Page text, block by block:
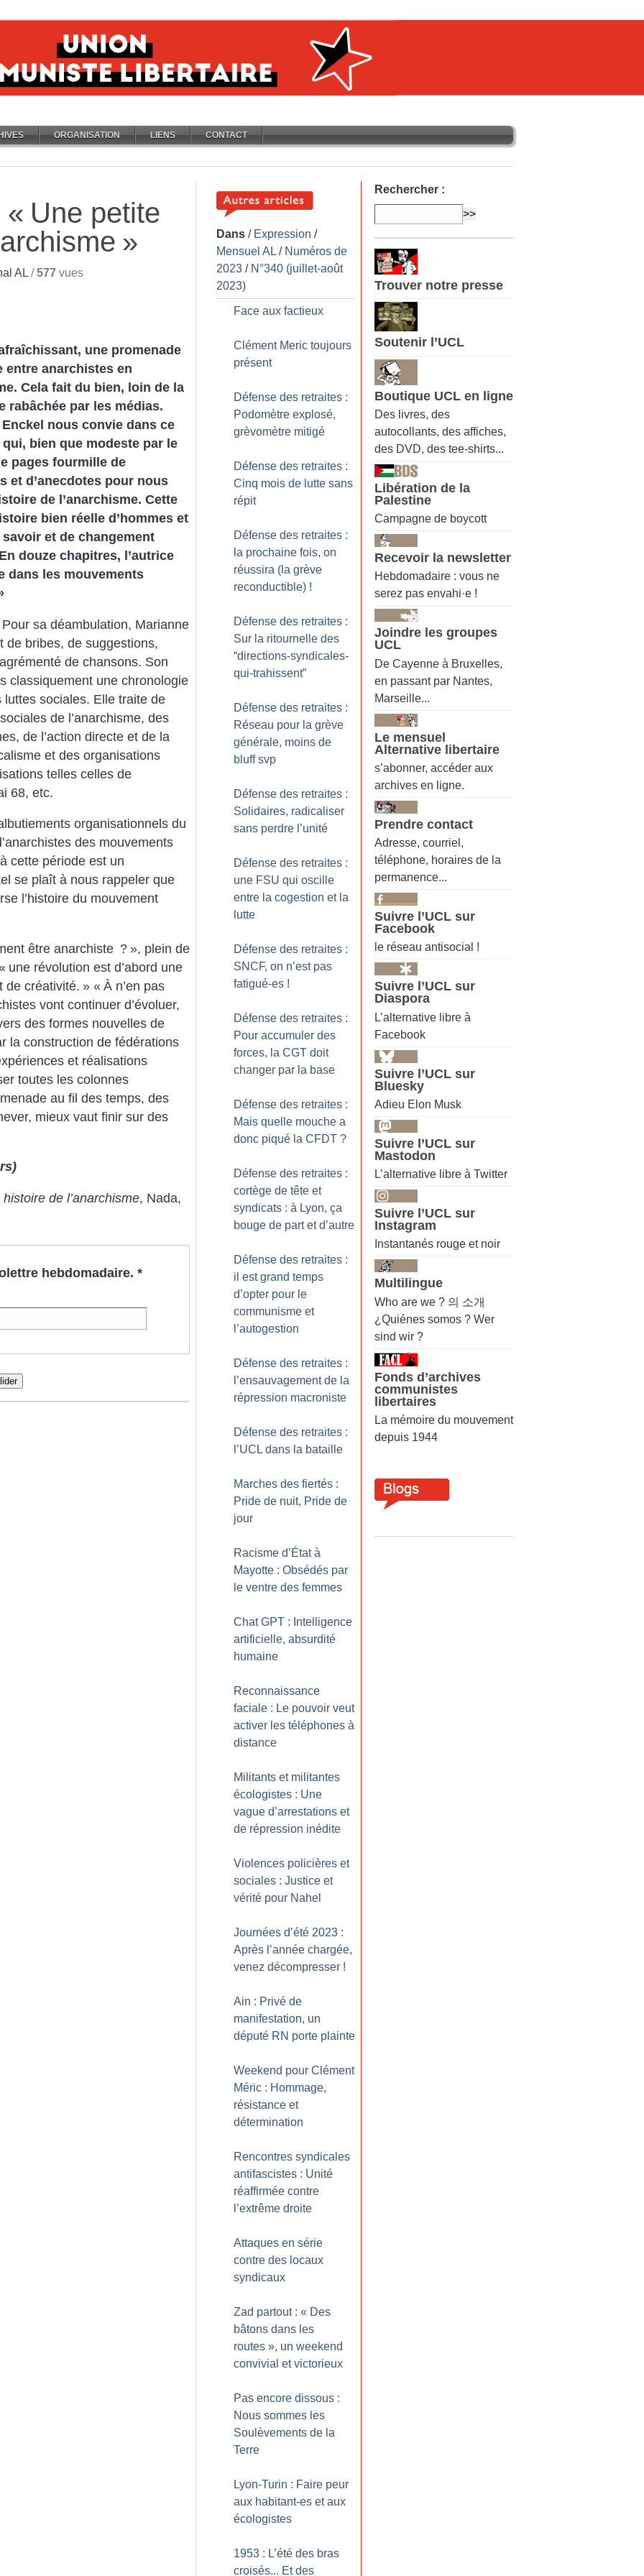
ORGANISATION LIENS CONTACT
« Une petite
»
AL /577 vues
une promenade
entre anarchistes en
Cela fait du bien, loin de la
rabâchée par les médias.
Enckel nous convie dans ce
bien que modeste par le
pages fourmille de
et d’anecdotes pour nous
de l’anarchisme. Cette
bien réelle d’hommes et
et de changement
En douze chapitres, l’autrice
dans les mouvements
sa déambulation, Marianne
de bribes, de suggestions,
de chansons. Son
classiquement une chronologie
sociales. Elle traite de
de l’anarchisme, des
de l’action directe et de la
et des organisations
telles celles de
68, etc.
organisationnels du
des mouvements
cette période est un
se plaît à nous rappeler que
l’histoire du mouvement
être anarchiste ? », plein de
une révolution est d’abord une
de créativité. » « À n’en pas
vont continuer d’évoluer,
des formes nouvelles de
la construction de fédérations
et réalisations
toutes les colonnes
au fil des temps, des
mieux vaut finir sur des
de l’anarchisme, Nada,
hebdomadaire. *
Dans / Expression /
Mensuel AL / Numéros de
2023 / N°340 (juillet-août
2023)
Face aux factieux
Clément Meric toujours
présent
Défense des retraites :
Podomètre explosé,
grèvomètre mitigé
Défense des retraites :
Cinq mois de lutte sans
répit
Défense des retraites :
la prochaine fois, on
réussira (la grève
reconductible) !
Défense des retraites :
Sur la ritournelle des
“directions-syndicales-
qui-trahissent”
Défense des retraites :
Réseau pour la grève
générale, moins de
bluff svp
Défense des retraites :
Solidaires, radicaliser
sans perdre l’unité
Défense des retraites :
une FSU qui oscille
entre la cogestion et la
lutte
Défense des retraites :
SNCF, on n’est pas
fatigué-es !
Défense des retraites :
Pour accumuler des
forces, la CGT doit
changer par la base
Défense des retraites :
Mais quelle mouche a
donc piqué la CFDT ?
Défense des retraites :
cortège de tête et
syndicats : à Lyon, ça
bouge de part et d’autre
Défense des retraites :
il est grand temps
d’opter pour le
communisme et
l’autogestion
Défense des retraites :
l’ensauvagement de la
répression macroniste
Défense des retraites :
l’UCL dans la bataille
Marches des fiertés :
Pride de nuit, Pride de
jour
Racisme d’État à
Mayotte : Obsédés par
le ventre des femmes
Chat GPT : Intelligence
artificielle, absurdité
humaine
Reconnaissance
faciale : Le pouvoir veut
activer les téléphones à
distance
Militants et militantes
écologistes : Une
vague d’arrestations et
de répression inédite
Violences policières et
sociales : Justice et
vérité pour Nahel
Journées d’été 2023 :
Après l’année chargée,
venez décompresser !
Ain : Privé de
manifestation, un
député RN porte plainte
Weekend pour Clément
Méric : Hommage,
résistance et
détermination
Rencontres syndicales
antifascistes : Unité
réaffirmée contre
l’extrême droite
Attaques en série
contre des locaux
syndicaux
Zad partout : « Des
bâtons dans les
routes », un weekend
convivial et victorieux
Pas encore dissous :
Nous sommes les
Soulèvements de la
Terre
Lyon-Turin : Faire peur
aux habitant-es et aux
écologistes
1953 : L’été des bras
croisés... Et des
Rechercher :
Trouver notre presse
Soutenir l’UCL
Boutique UCL en ligne
Des livres, des
autocollants, des affiches,
des DVD, des tee-shirts...
Libération de la
Palestine
Campagne de boycott
Recevoir la newsletter
Hebdomadaire : vous ne
serez pas envahi·e !
Joindre les groupes
UCL
De Cayenne à Bruxelles,
en passant par Nantes,
Marseille...
Le mensuel
Alternative libertaire
s’abonner, accéder aux
archives en ligne.
Prendre contact
Adresse, courriel,
téléphone, horaires de la
permanence...
Suivre l’UCL sur
Facebook
le réseau antisocial !
Suivre l’UCL sur
Diaspora
L’alternative libre à
Facebook
Suivre l’UCL sur
Bluesky
Adieu Elon Musk
Suivre l’UCL sur
Mastodon
L’alternative libre à Twitter
Suivre l’UCL sur
Instagram
Instantanés rouge et noir
Multilingue
Who are we ? 의 소개
¿Quiénes somos ? Wer
sind wir ?
Fonds d’archives
communistes
libertaires
La mémoire du mouvement
depuis 1944